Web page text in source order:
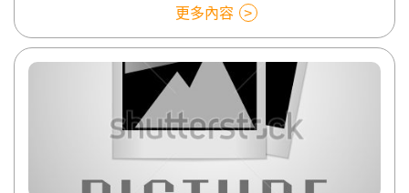
更多內容